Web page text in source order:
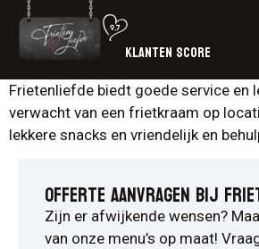
KLANTEN SCORE
Frietenliefde biedt goede service en
verwacht van een frietkraam op
lekkere snacks en vriendelijk en
OFFERTE AANVRAGEN BIJ
Zijn er afwijkende wensen?
van onze menu’s op maat!